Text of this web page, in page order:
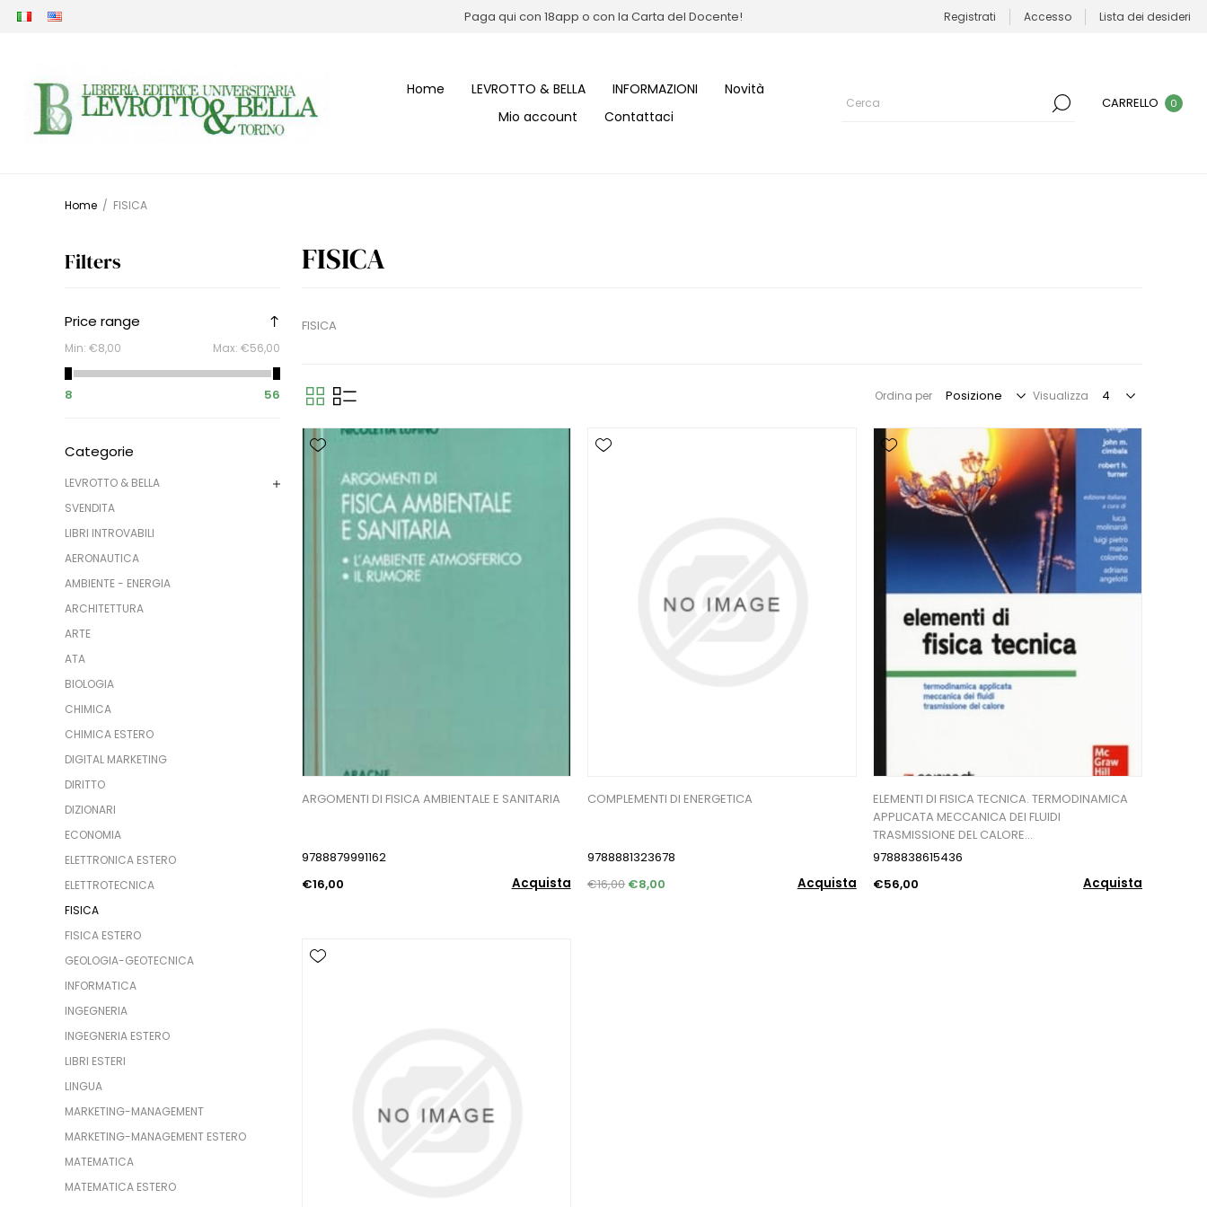
Paga qui con 18app o con la Carta del Docente! Registrati Accesso Lista dei desideri
Home LEVROTTO & BELLA INFORMAZIONI
Novità
Mio account
Contattaci
CARRELLO 0
Home / FISICA
Filters
Price range
Min: €8,00 Max: €56,00
8 56
Categorie
LEVROTTO & BELLA
SVENDITA
LIBRI INTROVABILI
AERONAUTICA
AMBIENTE - ENERGIA
ARCHITETTURA
ARTE
ATA
BIOLOGIA
CHIMICA
CHIMICA ESTERO
DIGITAL MARKETING
DIRITTO
DIZIONARI
ECONOMIA
ELETTRONICA ESTERO
ELETTROTECNICA
FISICA
FISICA ESTERO
GEOLOGIA-GEOTECNICA
INFORMATICA
INGEGNERIA
INGEGNERIA ESTERO
LIBRI ESTERI
LINGUA
MARKETING-MANAGEMENT
MARKETING-MANAGEMENT ESTERO
MATEMATICA
MATEMATICA ESTERO
FISICA
FISICA
Ordina per Visualizza
ARGOMENTI DI FISICA AMBIENTALE E SANITARIA
9788879991162
€16,00
Acquista
COMPLEMENTI DI ENERGETICA
9788881323678
€16,00€8,00 Acquista
ELEMENTI DI FISICA TECNICA. TERMODINAMICA
APPLICATA MECCANICA DEI FLUIDI
TRASMISSIONE DEL CALORE...
9788838615436
€56,00
Acquista